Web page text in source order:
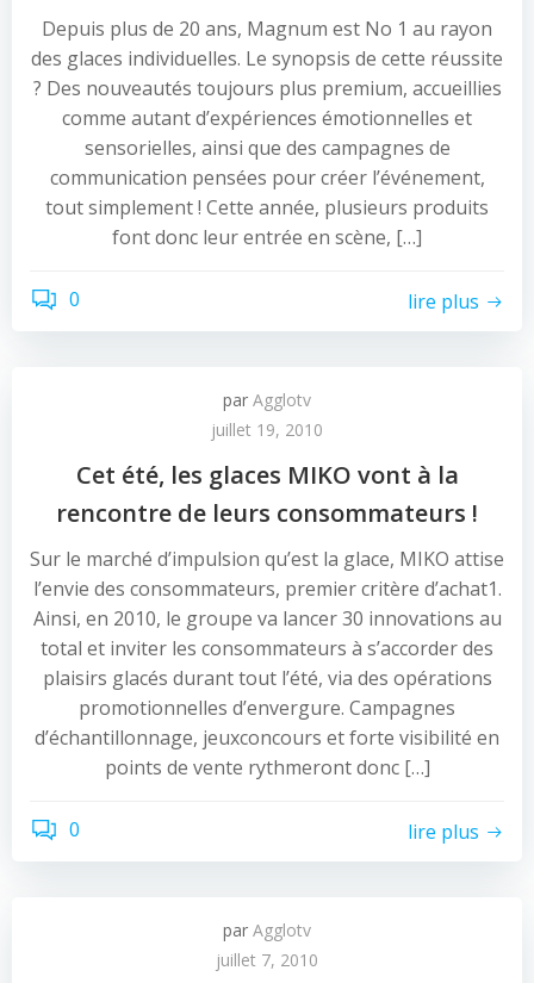
Depuis plus de 20 ans, Magnum est No 1 au rayon
des glaces individuelles. Le synopsis de cette réussite
? Des nouveautés toujours plus premium, accueillies
comme autant d’expériences émotionnelles et
sensorielles, ainsi que des campagnes de
communication pensées pour créer l’événement,
tout simplement ! Cette année, plusieurs produits
font donc leur entrée en scène, […]
0 lire plus
par Agglotv
juillet 19, 2010
Cet été, les glaces MIKO vont à la
rencontre de leurs consommateurs !
Sur le marché d’impulsion qu’est la glace, MIKO attise
l’envie des consommateurs, premier critère d’achat1.
Ainsi, en 2010, le groupe va lancer 30 innovations au
total et inviter les consommateurs à s’accorder des
plaisirs glacés durant tout l’été, via des opérations
promotionnelles d’envergure. Campagnes
d’échantillonnage, jeuxconcours et forte visibilité en
points de vente rythmeront donc […]
0 lire plus
par Agglotv
juillet 7, 2010